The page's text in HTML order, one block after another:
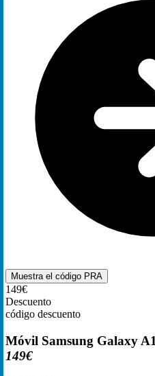
Muestra el código PRA
149€
Descuento
código descuento
Móvil Samsung Galaxy
149€